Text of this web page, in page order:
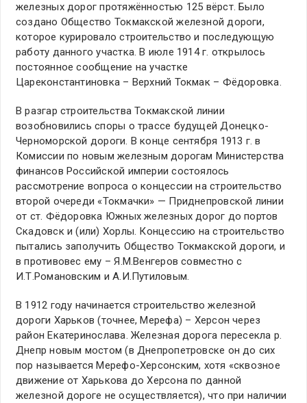
железных дорог протяжённостью 125 вёрст. Было
создано Общество Токмакской железной дороги,
которое курировало строительство и последующую
работу данного участка. В июле 1914 г. открылось
постоянное сообщение на участке
Цареконстантиновка – Верхний Токмак – Фёдоровка.
В разгар строительства Токмакской линии
возобновились споры о трассе будущей Донецко-
Черноморской дороги. В конце сентября 1913 г. в
Комиссии по новым железным дорогам Министерства
финансов Российской империи состоялось
рассмотрение вопроса о концессии на строительство
второй очереди «Токмачки» — Приднепровской линии
от ст. Фёдоровка Южных железных дорог до портов
Скадовск и (или) Хорлы. Концессию на строительство
пытались заполучить Общество Токмакской дороги, и
в противовес ему – Я.М.Венгеров совместно с
И.Т.Романовским и А.И.Путиловым.
В 1912 году начинается строительство железной
дороги Харьков (точнее, Мерефа) – Херсон через
район Екатеринослава. Железная дорога пересекла р.
Днепр новым мостом (в Днепропетровске он до сих
пор называется Мерефо-Херсонским, хотя «сквозное
движение от Харькова до Херсона по данной
железной дороге не осуществляется), что при наличии